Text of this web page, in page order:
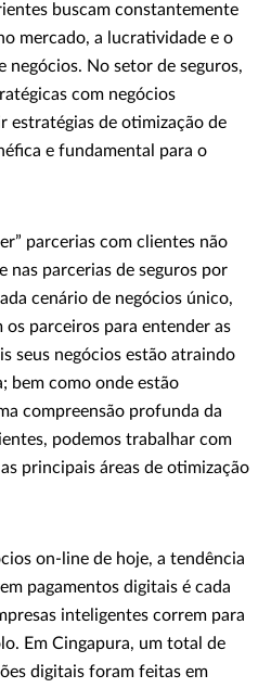
buscam constantemente
mercado, a lucratividade e o
negócios. No setor de seguros,
com negócios
estratégias de otimização de
e fundamental para o
parcerias com clientes não
nas parcerias de seguros por
cenário de negócios único,
parceiros para entender as
seus negócios estão atraindo
bem como onde estão
compreensão profunda da
podemos trabalhar com
principais áreas de otimização
on-line de hoje, a tendência
pagamentos digitais é cada
inteligentes correm para
Em Cingapura, um total de
digitais foram feitas em